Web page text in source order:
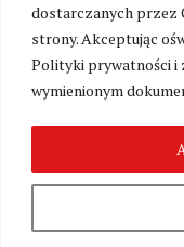
dostarczanych przez
strony. Akceptując
Polityki prywatności i
wymienionym
2026.